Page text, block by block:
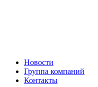
Новости
Группа компаний
Контакты